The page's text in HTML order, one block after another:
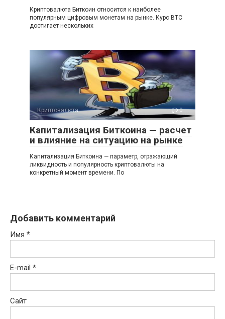
Криптовалюта Биткоин относится к наиболее
популярным цифровым монетам на рынке. Курс BTC
достигает нескольких
Криптовалюта 0
Капитализация Биткоина — расчет
и влияние на ситуацию на рынке
Капитализация Биткоина — параметр, отражающий
ликвидность и популярность криптовалюты на
конкретный момент времени. По
Добавить комментарий
Имя *
E-mail *
Сайт